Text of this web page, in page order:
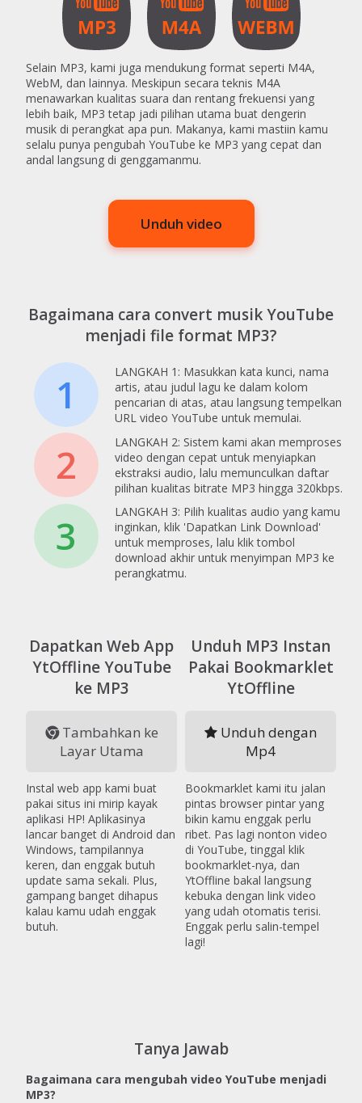
Selain MP3, kami juga mendukung format seperti M4A,
WebM, dan lainnya. Meskipun secara teknis M4A
menawarkan kualitas suara dan rentang frekuensi yang
lebih baik, MP3 tetap jadi pilihan utama buat dengerin
musik di perangkat apa pun. Makanya, kami mastiin kamu
selalu punya pengubah YouTube ke MP3 yang cepat dan
andal langsung di genggamanmu.
Unduh video
Bagaimana cara convert musik YouTube
menjadi file format MP3?
1
LANGKAH 1: Masukkan kata kunci, nama
artis, atau judul lagu ke dalam kolom
pencarian di atas, atau langsung tempelkan
URL video YouTube untuk memulai.
2
LANGKAH 2: Sistem kami akan memproses
video dengan cepat untuk menyiapkan
ekstraksi audio, lalu memunculkan daftar
pilihan kualitas bitrate MP3 hingga 320kbps.
3
LANGKAH 3: Pilih kualitas audio yang kamu
inginkan, klik 'Dapatkan Link Download'
untuk memproses, lalu klik tombol
download akhir untuk menyimpan MP3 ke
perangkatmu.
Dapatkan Web App
YtOffline YouTube
ke MP3
Tambahkan ke
Layar Utama
Instal web app kami buat
pakai situs ini mirip kayak
aplikasi HP! Aplikasinya
lancar banget di Android dan
Windows, tampilannya
keren, dan enggak butuh
update sama sekali. Plus,
gampang banget dihapus
kalau kamu udah enggak
butuh.
Unduh MP3 Instan
Pakai Bookmarklet
YtOffline
Unduh dengan
Mp4
Bookmarklet kami itu jalan
pintas browser pintar yang
bikin kamu enggak perlu
ribet. Pas lagi nonton video
di YouTube, tinggal klik
bookmarklet-nya, dan
YtOffline bakal langsung
kebuka dengan link video
yang udah otomatis terisi.
Enggak perlu salin-tempel
lagi!
Tanya Jawab
Bagaimana cara mengubah video YouTube menjadi
MP3?